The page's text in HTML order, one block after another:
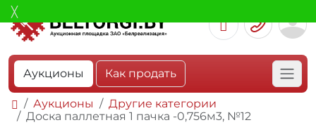
Аукционы Как продать
Аукционы
Другие категории
Доска паллетная 1 пачка -0,756м3, №12